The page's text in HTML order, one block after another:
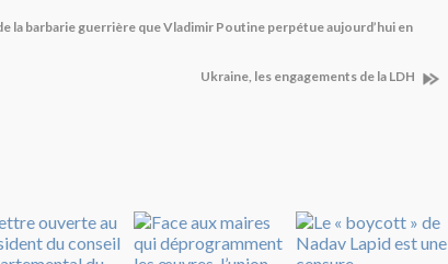
la barbarie guerrière que Vladimir Poutine perpétue aujourd’hui en
Ukraine, les engagements de la LDH